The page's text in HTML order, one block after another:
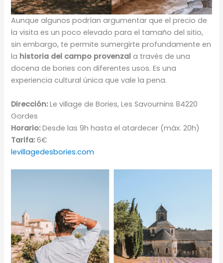
Aunque algunos podrían argumentar que el precio de
la visita es un poco elevado para el tamaño del sitio,
sin embargo, te permite sumergirte profundamente en
la historia del campo provenzal a través de una
docena de bories con diferentes usos. Es una
experiencia cultural única que vale la pena.
Dirección:Le village de Bories, Les Savournins 84220
Gordes
Horario:Desde las 9h hasta el atardecer (máx. 20h)
Tarifa:6€
levillagedesbories.com